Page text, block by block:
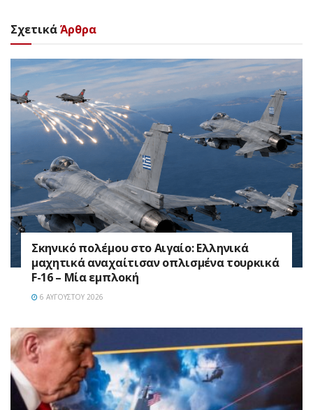
ΣχετικάΆρθρα
Σκηνικό πολέμου στο Αιγαίο: Ελληνικά
μαχητικά αναχαίτισαν οπλισμένα τουρκικά
F-16 – Μία εμπλοκή
6 ΑΥΓΟΎΣΤΟΥ 2026